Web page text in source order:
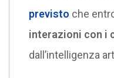
previsto che
interazioni con i
dall’intelligenza